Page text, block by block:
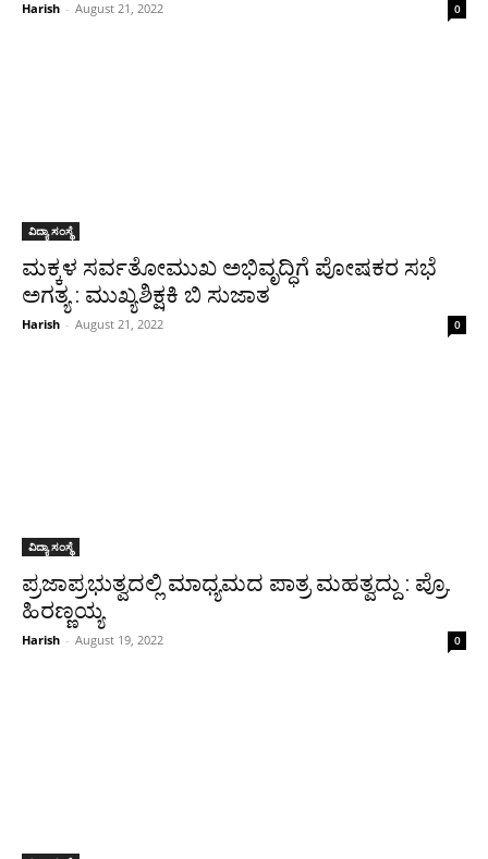
Harish - August 21, 2022 0
ವಿದ್ಯಾ ಸಂಸ್ಥೆ
ಮಕ್ಕಳ ಸರ್ವತೋಮುಖ ಅಭಿವೃದ್ಧಿಗೆ ಪೋಷಕರ ಸಭೆ
ಅಗತ್ಯ : ಮುಖ್ಯಶಿಕ್ಷಕಿ ಬಿ ಸುಜಾತ
Harish - August 21, 2022 0
ವಿದ್ಯಾ ಸಂಸ್ಥೆ
ಪ್ರಜಾಪ್ರಭುತ್ವದಲ್ಲಿ ಮಾಧ್ಯಮದ ಪಾತ್ರ ಮಹತ್ವದ್ದು : ಪ್ರೊ.
ಹಿರಣ್ಣಯ್ಯ
Harish - August 19, 2022 0